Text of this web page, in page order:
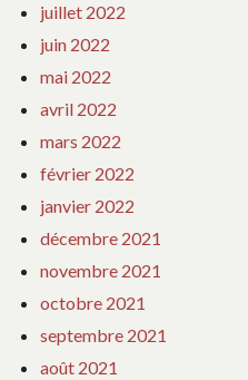
juillet 2022
juin 2022
mai 2022
avril 2022
mars 2022
février 2022
janvier 2022
décembre 2021
novembre 2021
octobre 2021
septembre 2021
août 2021